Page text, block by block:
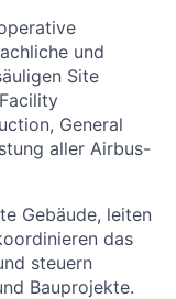
und
Site
General
aller Airbus-
Gebäude, leiten
das
steuern
Bauprojekte.